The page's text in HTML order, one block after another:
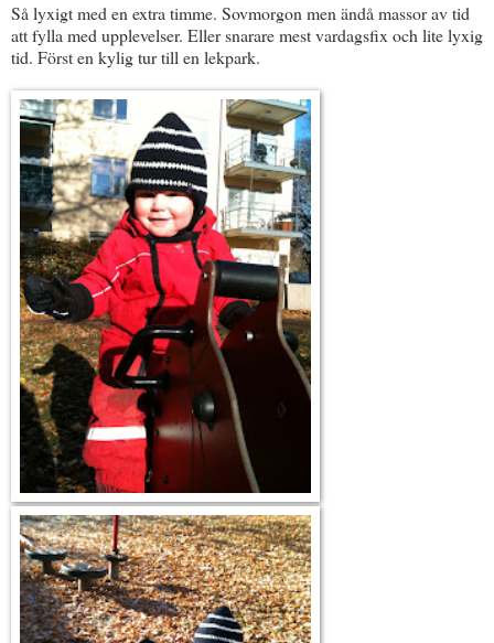
Så lyxigt med en extra timme. Sovmorgon men ändå massor av tid
att fylla med upplevelser. Eller snarare mest vardagsfix och lite lyxig
tid. Först en kylig tur till en lekpark.